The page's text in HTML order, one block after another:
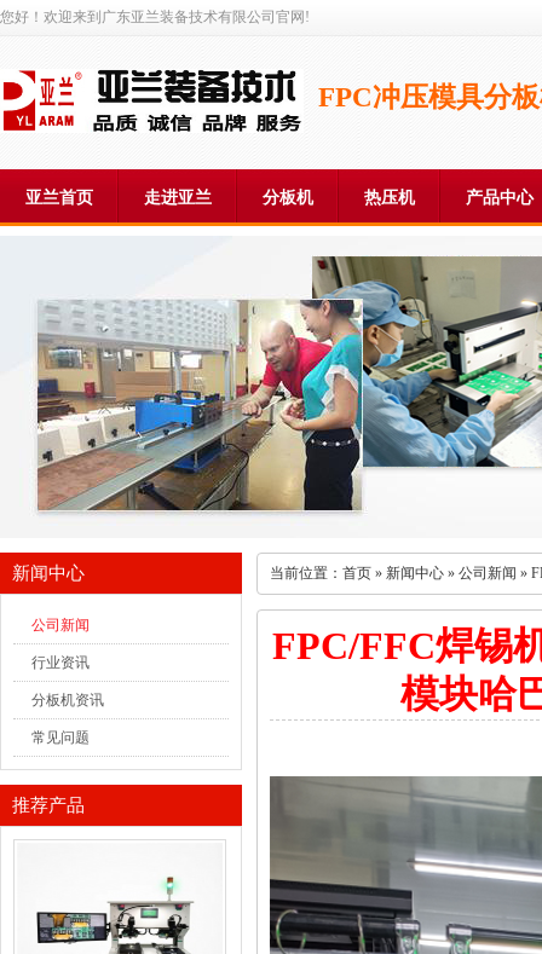
您好！欢迎来到广东亚兰装备技术有限公司官网!
FPC冲压模具分
亚兰首页 走进亚兰 分板机 热压机 产品中心
新闻中心
公司新闻
行业资讯
分板机资讯
常见问题
推荐产品
当前位置： 首页 » 新闻中心 » 公司新闻 »
FPC/FFC焊锡
模块哈